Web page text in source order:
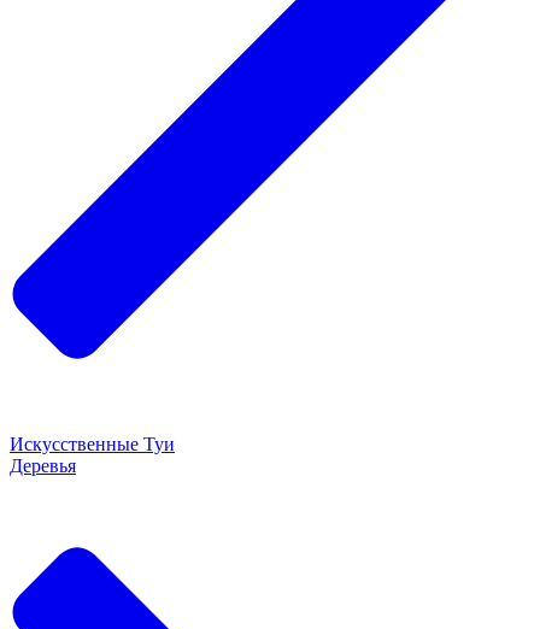
Искусственные Туи
Деревья